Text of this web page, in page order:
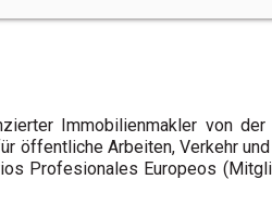
Immobilienmakler von
Arbeiten, Verkehr
Profesionales Europeos